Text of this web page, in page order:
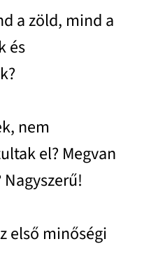
a zöld, mind a
és
nem
el? Megvan
Nagyszerű!
első minőségi